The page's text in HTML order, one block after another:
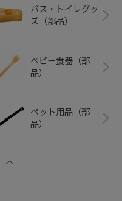
バス・トイレグッ
ズ（部品）
ベビー食器（部
品）
ペット用品（部
品）